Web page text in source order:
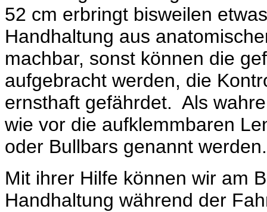
52 cm erbringt bisweilen
Handhaltung aus
machbar, sonst können die
aufgebracht werden, die
ernsthaft gefährdet. Als
wie vor die aufklemmbaren
oder Bullbars genannt
Mit ihrer Hilfe können wir am
Handhaltung während der